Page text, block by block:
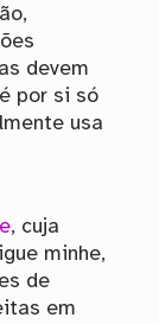
devem
por si só
usa
, cuja
minhe,
de
em